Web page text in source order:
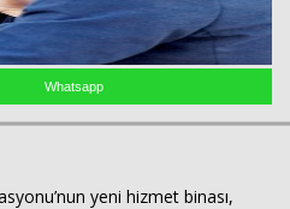
Whatsapp
yeni hizmet binası,
KÜNYE
İLETİŞİM